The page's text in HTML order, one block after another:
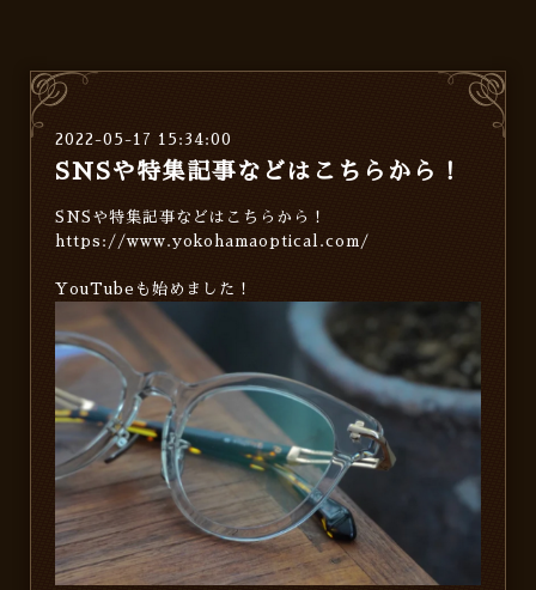
2022-05-17 15:34:00
SNSや特集記事などはこちらから！
SNSや特集記事などはこちらから！
https://www.yokohamaoptical.com/
YouTubeも始めました！